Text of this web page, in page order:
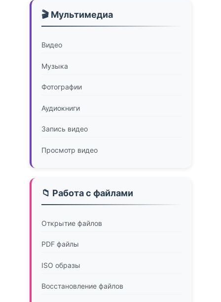
🎬 Мультимедиа
Видео
Музыка
Фотографии
Аудиокниги
Запись видео
Просмотр видео
📁 Работа с файлами
Открытие файлов
PDF файлы
ISO образы
Восстановление файлов